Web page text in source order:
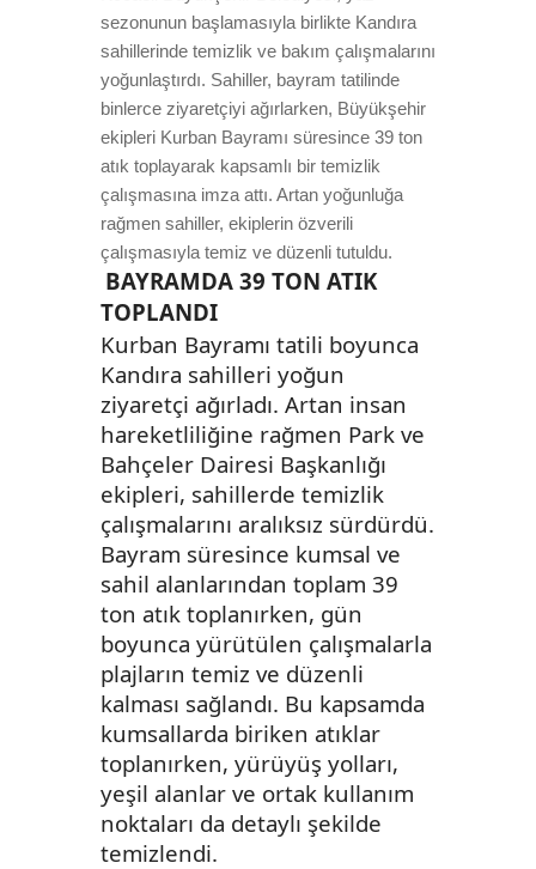
sezonunun başlamasıyla birlikte Kandıra
sahillerinde temizlik ve bakım çalışmalarını
yoğunlaştırdı. Sahiller, bayram tatilinde
binlerce ziyaretçiyi ağırlarken, Büyükşehir
ekipleri Kurban Bayramı süresince 39 ton
atık toplayarak kapsamlı bir temizlik
çalışmasına imza attı. Artan yoğunluğa
rağmen sahiller, ekiplerin özverili
çalışmasıyla temiz ve düzenli tutuldu.
BAYRAMDA 39 TON ATIK
TOPLANDI
Kurban Bayramı tatili boyunca
Kandıra sahilleri yoğun
ziyaretçi ağırladı. Artan insan
hareketliliğine rağmen Park ve
Bahçeler Dairesi Başkanlığı
ekipleri, sahillerde temizlik
çalışmalarını aralıksız sürdürdü.
Bayram süresince kumsal ve
sahil alanlarından toplam 39
ton atık toplanırken, gün
boyunca yürütülen çalışmalarla
plajların temiz ve düzenli
kalması sağlandı. Bu kapsamda
kumsallarda biriken atıklar
toplanırken, yürüyüş yolları,
yeşil alanlar ve ortak kullanım
noktaları da detaylı şekilde
temizlendi.